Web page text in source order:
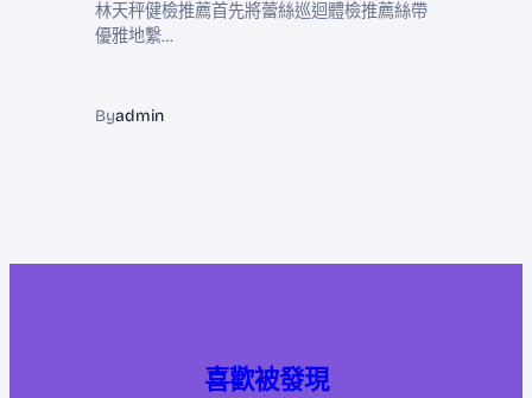
林天秤健檢推薦首先將蕾絲巡迴體檢推薦絲帶
優雅地繫…
Byadmin
喜歡被發現